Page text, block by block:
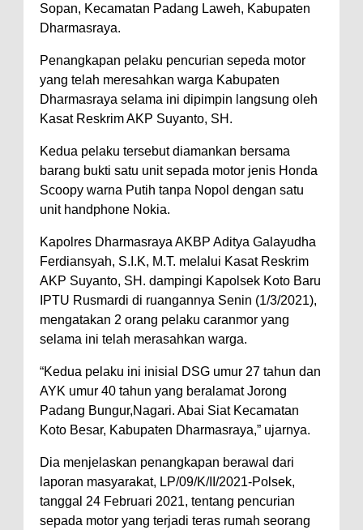
Sopan, Kecamatan Padang Laweh, Kabupaten
Dharmasraya.
Penangkapan pelaku pencurian sepeda motor
yang telah meresahkan warga Kabupaten
Dharmasraya selama ini dipimpin langsung oleh
Kasat Reskrim AKP Suyanto, SH.
Kedua pelaku tersebut diamankan bersama
barang bukti satu unit sepada motor jenis Honda
Scoopy warna Putih tanpa Nopol dengan satu
unit handphone Nokia.
Kapolres Dharmasraya AKBP Aditya Galayudha
Ferdiansyah, S.I.K, M.T. melalui Kasat Reskrim
AKP Suyanto, SH. dampingi Kapolsek Koto Baru
IPTU Rusmardi di ruangannya Senin (1/3/2021),
mengatakan 2 orang pelaku caranmor yang
selama ini telah merasahkan warga.
“Kedua pelaku ini inisial DSG umur 27 tahun dan
AYK umur 40 tahun yang beralamat Jorong
Padang Bungur,Nagari. Abai Siat Kecamatan
Koto Besar, Kabupaten Dharmasraya,” ujarnya.
Dia menjelaskan penangkapan berawal dari
laporan masyarakat, LP/09/K/II/2021-Polsek,
tanggal 24 Februari 2021, tentang pencurian
sepada motor yang terjadi teras rumah seorang